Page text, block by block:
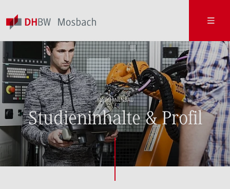
MASCHINENBAU
Studieninhalte & Profil